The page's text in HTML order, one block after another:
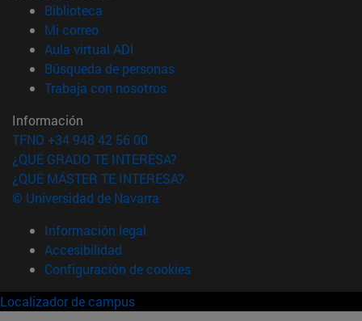
Biblioteca
Mi correo(abre en nueva ventana)
Aula virtual ADI
Búsqueda de personas(abre en nueva ventana)
Trabaja con nosotros(abre en nueva ventana)
Información
TFNO +34 948 42 56 00
¿QUÉ GRADO TE INTERESA?
¿QUÉ MÁSTER TE INTERESA?
© Universidad de Navarra
Información legal
Accesibilidad
Configuración de cookies
Localizador de campus